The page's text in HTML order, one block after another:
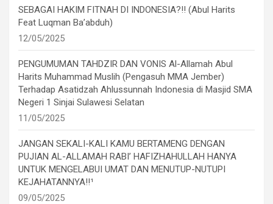
SEBAGAI HAKIM FITNAH DI INDONESIA?!! (Abul Harits
Feat Luqman Ba’abduh)
12/05/2025
PENGUMUMAN TAHDZIR DAN VONIS Al-Allamah Abul
Harits Muhammad Muslih (Pengasuh MMA Jember)
Terhadap Asatidzah Ahlussunnah Indonesia di Masjid SMA
Negeri 1 Sinjai Sulawesi Selatan
11/05/2025
JANGAN SEKALI-KALI KAMU BERTAMENG DENGAN
PUJIAN AL-ALLAMAH RABI’ HAFIZHAHULLAH HANYA
UNTUK MENGELABUI UMAT DAN MENUTUP-NUTUPI
KEJAHATANNYA!!¹
09/05/2025